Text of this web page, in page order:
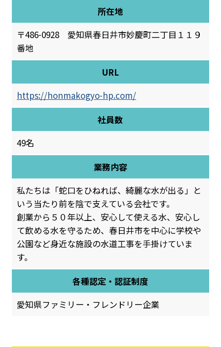
所在地
〒486-0928 愛知県春日井市妙慶町二丁目１１９
番地
URL
https://honmakogyo-hp.com/
社員数
49名
業務内容
私たちは「蛇口をひねれば、綺麗な水が出る」と
いう当たり前を陰で支えている会社です。
創業から５０年以上、安心して使える水、安心し
て飲める水を守るため、春日井市を中心に学校や
公園など身近な施設の水道工事を手掛けていま
す。
各種認定・認証制度
愛知県ファミリー・フレンドリー企業